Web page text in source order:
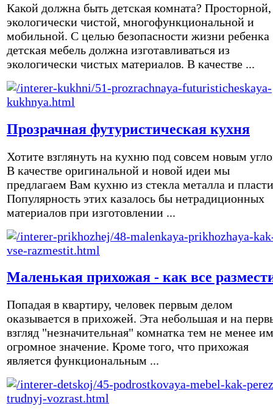
Какой должна быть детская комната? Просторной,
экологически чистой, многофункциональной и
мобильной. С целью безопасности жизни ребенка
детская мебель должна изготавливаться из
экологически чистых материалов. В качестве ...
Прозрачная футуристическая кухня
Хотите взглянуть на кухню под совсем новым
В качестве оригинальной и новой идеи мы
предлагаем Вам кухню из стекла металла и
Популярность этих казалось бы нетрадиционных
материалов при изготовлении ...
Маленькая прихожая - как все
Попадая в квартиру, человек первым делом
оказывается в прихожей. Эта небольшая и на
взгляд "незначительная" комнатка тем не менее
огромное значение. Кроме того, что прихожая
является функциональным ...